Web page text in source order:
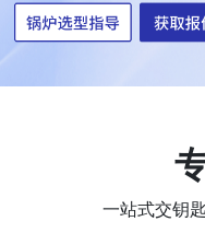
一站式交钥